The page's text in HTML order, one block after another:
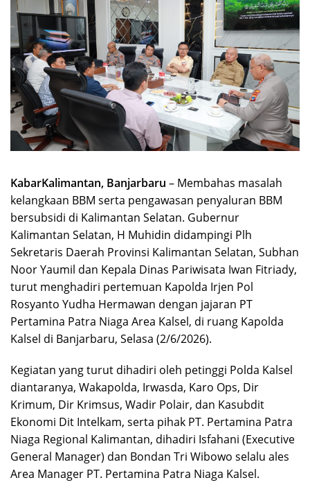
KabarKalimantan, Banjarbaru – Membahas masalah
kelangkaan BBM serta pengawasan penyaluran BBM
bersubsidi di Kalimantan Selatan. Gubernur
Kalimantan Selatan, H Muhidin didampingi Plh
Sekretaris Daerah Provinsi Kalimantan Selatan, Subhan
Noor Yaumil dan Kepala Dinas Pariwisata Iwan Fitriady,
turut menghadiri pertemuan Kapolda Irjen Pol
Rosyanto Yudha Hermawan dengan jajaran PT
Pertamina Patra Niaga Area Kalsel, di ruang Kapolda
Kalsel di Banjarbaru, Selasa (2/6/2026).
Kegiatan yang turut dihadiri oleh petinggi Polda Kalsel
diantaranya, Wakapolda, Irwasda, Karo Ops, Dir
Krimum, Dir Krimsus, Wadir Polair, dan Kasubdit
Ekonomi Dit Intelkam, serta pihak PT. Pertamina Patra
Niaga Regional Kalimantan, dihadiri Isfahani (Executive
General Manager) dan Bondan Tri Wibowo selalu ales
Area Manager PT. Pertamina Patra Niaga Kalsel.